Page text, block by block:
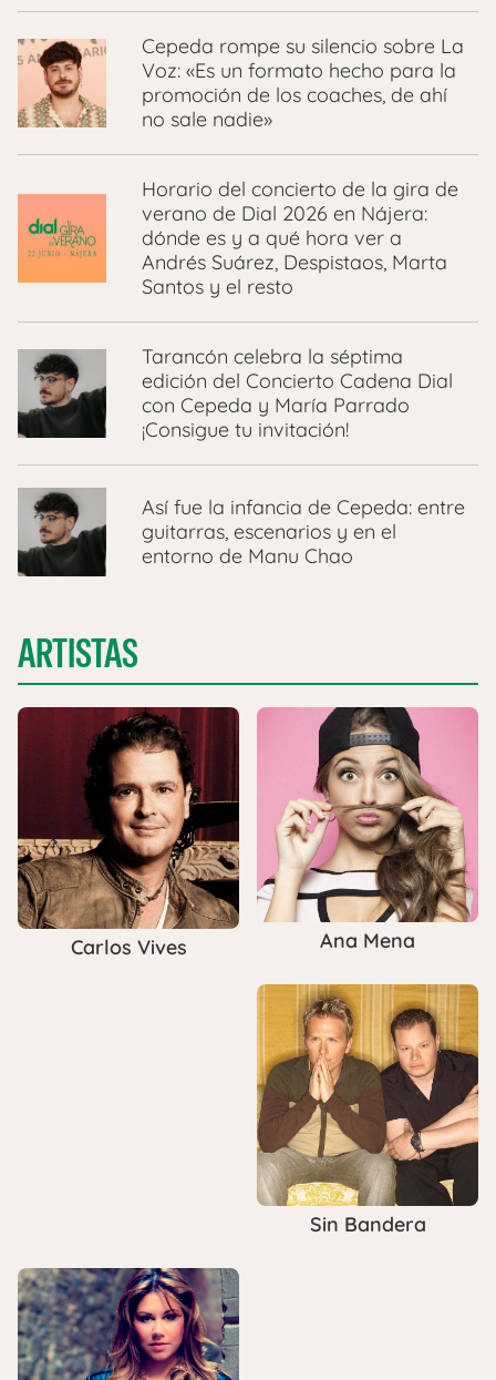
Cepeda rompe su silencio sobre La
Voz: «Es un formato hecho para la
promoción de los coaches, de ahí
no sale nadie»
Horario del concierto de la gira de
verano de Dial 2026 en Nájera:
dónde es y a qué hora ver a
Andrés Suárez, Despistaos, Marta
Santos y el resto
Tarancón celebra la séptima
edición del Concierto Cadena Dial
con Cepeda y María Parrado
¡Consigue tu invitación!
Así fue la infancia de Cepeda: entre
guitarras, escenarios y en el
entorno de Manu Chao
ARTISTAS
Carlos Vives Ana Mena
Sin Bandera